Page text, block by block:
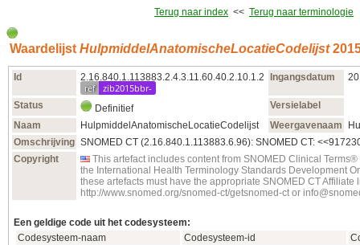
Terug naar index << Terug naar terminologie
Waardelijst HulpmiddelAnatomischeLocatieCodelijst
Id 2.16.840.1.113883.2.4.3.11.60.40.2.10.1.2
ref zib2015bbr-
Ingangsdatum
Status Definitief
Versielabel
Naam
HulpmiddelAnatomischeLocatieCodelijst Weergavenaam
Omschrijving SNOMED CT (2.16.840.1.113883.6.96): SNOMED CT:
Copyright
This artefact includes content from SNOMED Clinical
the International Health Terminology Standards Development
these artefacts must have the appropriate SNOMED CT
http://www.snomed.org/snomed-ct/getsnomed-ct or
Een geldige code uit het codesysteem:
Codesysteem-naam
Codesysteem-id